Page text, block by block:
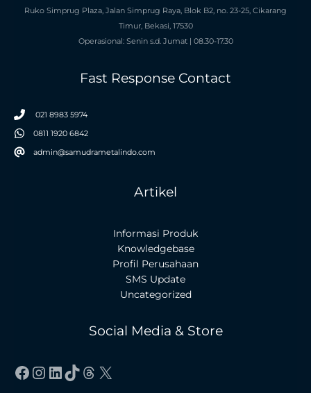
Ruko Simprug Plaza, Jalan Simprug Raya, Blok B2, no. 23-25, Cikarang
Timur, Bekasi, 17530
Operasional: Senin s.d. Jumat | 08.30-17.30
Fast Response Contact
021 8983 5974
0811 1920 6842
admin@samudrametalindo.com
Artikel
Informasi Produk
Knowledgebase
Profil Perusahaan
SMS Update
Uncategorized
Social Media & Store
Facebook
Instagram
LinkedIn
TikTok
Threads
X